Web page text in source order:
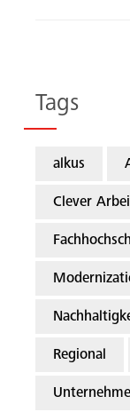
Tags
alkus
Clever
Regional